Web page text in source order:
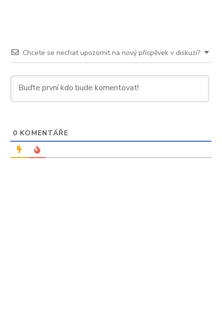
Chcete se nechat upozornit na nový příspěvek v diskuzi?
0 KOMENTÁŘE